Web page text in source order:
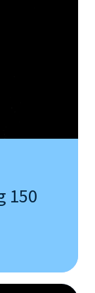
150